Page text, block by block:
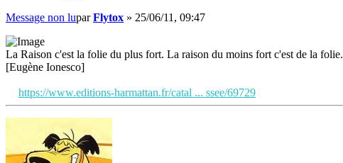
Message non luparFlytox » 25/06/11, 09:47
La Raison c'est la folie du plus fort. La raison du moins fort c'est de la folie.
[Eugène Ionesco]
https://www.editions-harmattan.fr/catal ... ssee/69729